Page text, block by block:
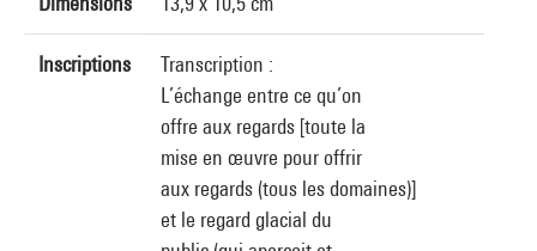
Inscriptions
Transcription :
L’échange entre ce qu’on
offre aux regards [toute la
mise en œuvre pour offrir
aux regards (tous les domaines)]
et le regard glacial du